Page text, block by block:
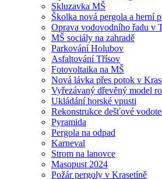
Skluzavka MŠ
Školka nová pergola a herní
Oprava vodovodního řadu v
MŠ sociály na zahradě
Parkování Holubov
Asfaltování Třísov
Fotovoltaika na MŠ
Nová lávka přes potok v
Vyřezávaný dřevěný model
Ukládání horské vpusti
Rekonstrukce dešťové
Pyramida
Pergola na odpad
Karneval
Strom na lanovce
Masopust 2024
Požár pergoly v Krasetíně